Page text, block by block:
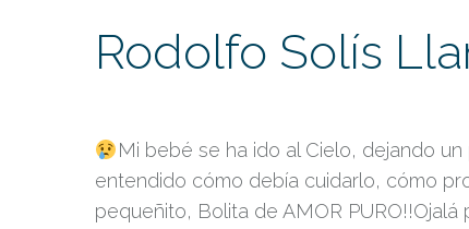
Rodolfo Solís
Mi bebé se ha ido al Cielo, dejando
entendido cómo debía cuidarlo, cómo
pequeñito, Bolita de AMOR